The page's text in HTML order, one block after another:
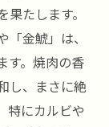
たします。
金鯱」は、
す。焼肉の香
し、まさに絶
特にカルビや